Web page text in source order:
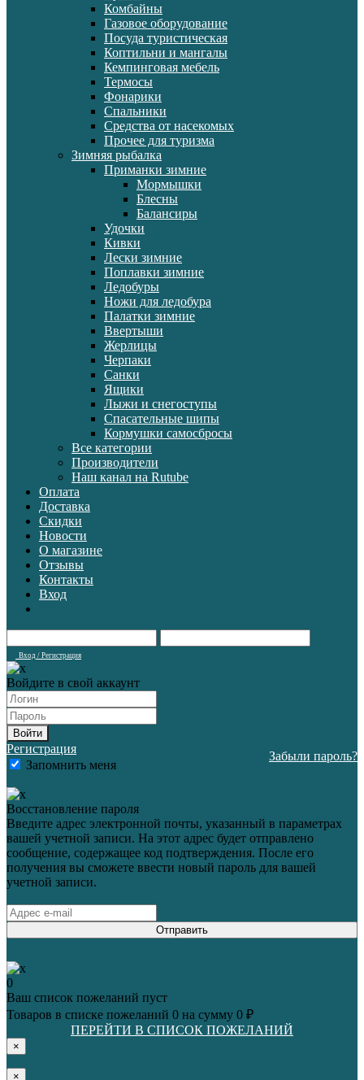
Комбайны
Газовое оборудование
Посуда туристическая
Коптильни и мангалы
Кемпинговая мебель
Термосы
Фонарики
Спальники
Средства от насекомых
Прочее для туризма
Зимняя рыбалка
Приманки зимние
Мормышки
Блесны
Балансиры
Удочки
Кивки
Лески зимние
Поплавки зимние
Ледобуры
Ножи для ледобура
Палатки зимние
Ввертыши
Жерлицы
Черпаки
Санки
Ящики
Лыжи и снегоступы
Спасательные шипы
Кормушки самосбросы
Все категории
Производители
Наш канал на Rutube
Оплата
Доставка
Скидки
Новости
О магазине
Отзывы
Контакты
Вход
Вход / Регистрация
Войдите в свой аккаунт
Войти
Регистрация
Запомнить меня
Забыли пароль?
Восстановление пароля
Введите адрес электронной почты, указанный в параметрах
вашей учетной записи. На этот адрес будет отправлено
сообщение, содержащее код подтверждения. После его
получения вы сможете ввести новый пароль для вашей
учетной записи.
Отправить
0
Ваш список пожеланий пуст
Товаров в списке пожеланий 0 на сумму 0 ₽
ПЕРЕЙТИ В СПИСОК ПОЖЕЛАНИЙ
×
×